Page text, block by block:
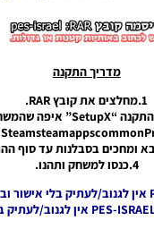
מדריך התקנה
1.מחלצים את קובץ RAR.
4.כנסו למשחק ותהנו.